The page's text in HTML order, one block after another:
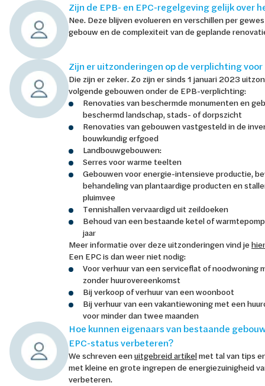
Zijn de EPB- en EPC-regelgeving gelijk over
Nee. Deze blijven evolueren en verschillen per
gebouw en de complexiteit van de geplande
Zijn er uitzonderingen op de verplichting voor
Die zijn er zeker. Zo zijn er sinds 1 januari 2023
volgende gebouwen onder de EPB-verplichting:
Renovaties van beschermde monumenten en
beschermd landschap, stads- of dorpszicht
Renovaties van gebouwen vastgesteld in de
bouwkundig erfgoed
Landbouwgebouwen:
Serres voor warme teelten
Gebouwen voor energie-intensieve productie,
behandeling van plantaardige producten en
pluimvee
Tennishallen vervaardigd uit zeildoeken
Behoud van een bestaande ketel of
jaar
Meer informatie over deze uitzonderingen vind je hier
Een EPC is dan weer niet nodig:
Voor verhuur van een serviceflat of noodwoning
zonder huurovereenkomst
Bij verkoop of verhuur van een woonboot
Bij verhuur van een vakantiewoning met een
voor minder dan twee maanden
Hoe kunnen eigenaars van bestaande
EPC-status verbeteren?
We schreven eenuitgebreid artikelmet tal van tips
met kleine en grote ingrepen de energiezuinigheid
verbeteren.